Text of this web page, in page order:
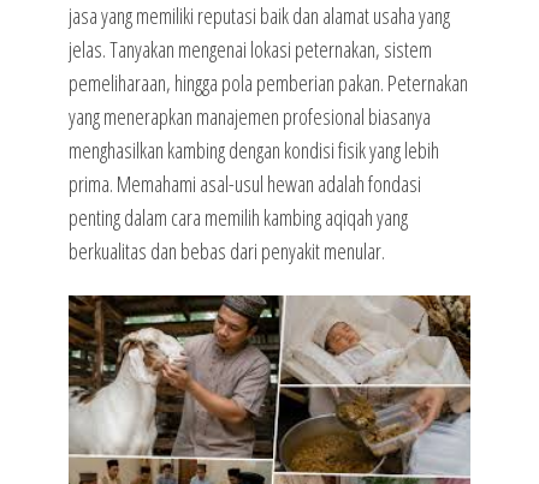
jasa yang memiliki reputasi baik dan alamat usaha yang
jelas. Tanyakan mengenai lokasi peternakan, sistem
pemeliharaan, hingga pola pemberian pakan. Peternakan
yang menerapkan manajemen profesional biasanya
menghasilkan kambing dengan kondisi fisik yang lebih
prima. Memahami asal-usul hewan adalah fondasi
penting dalam cara memilih kambing aqiqah yang
berkualitas dan bebas dari penyakit menular.